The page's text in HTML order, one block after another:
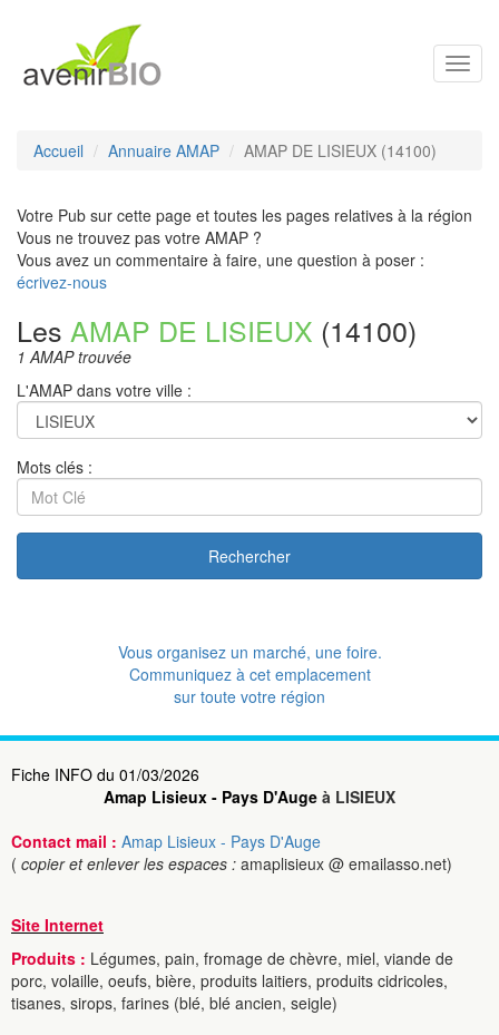
Accueil Annuaire AMAP AMAP DE LISIEUX (14100)
Votre Pub sur cette page et toutes les pages relatives à la région
Vous ne trouvez pas votre AMAP ?
Vous avez un commentaire à faire, une question à poser :
écrivez-nous
Les AMAP DE LISIEUX (14100)
1 AMAP trouvée
L'AMAP dans votre ville :
Mots clés :
Rechercher
Vous organisez un marché, une foire.
Communiquez à cet emplacement
sur toute votre région
Fiche INFO du 01/03/2026
Amap Lisieux - Pays D'Auge à LISIEUX
Contact mail : Amap Lisieux - Pays D'Auge
( copier et enlever les espaces : amaplisieux @ emailasso.net)
Site Internet
Produits : Légumes, pain, fromage de chèvre, miel, viande de
porc, volaille, oeufs, bière, produits laitiers, produits cidricoles,
tisanes, sirops, farines (blé, blé ancien, seigle)